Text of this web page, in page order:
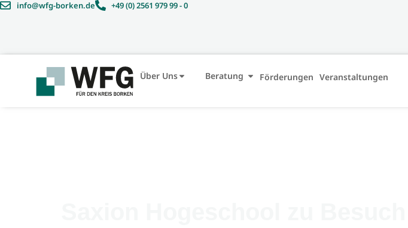
info@wfg-borken.de +49 (0) 2561 979 99 - 0
Über Uns Beratung Förderungen Veranstaltungen